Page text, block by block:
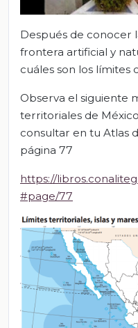
Después de conocer
frontera artificial y
cuáles son los
Observa el siguiente
territoriales de
consultar en tu Atlas
página 77
https://
#page/77